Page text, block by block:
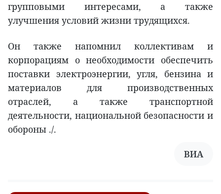
групповыми интересами, а также
улучшения условий жизни трудящихся.
Он также напомнил коллективам и
корпорациям о необходимости обеспечить
поставки электроэнергии, угля, бензина и
материалов для производственных
отраслей, а также транспортной
деятельности, национальной безопасности и
обороны ./.
ВИА